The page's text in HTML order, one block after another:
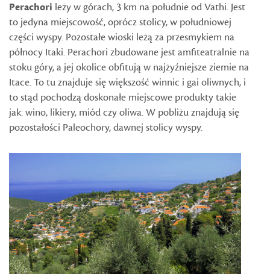
Perachori leży w górach, 3 km na południe od Vathi. Jest
to jedyna miejscowość, oprócz stolicy, w południowej
części wyspy. Pozostałe wioski leżą za przesmykiem na
północy Itaki. Perachori zbudowane jest amfiteatralnie na
stoku góry, a jej okolice obfitują w najżyźniejsze ziemie na
Itace. To tu znajduje się większość winnic i gai oliwnych, i
to stąd pochodzą doskonałe miejscowe produkty takie
jak: wino, likiery, miód czy oliwa. W pobliżu znajdują się
pozostałości Paleochory, dawnej stolicy wyspy.